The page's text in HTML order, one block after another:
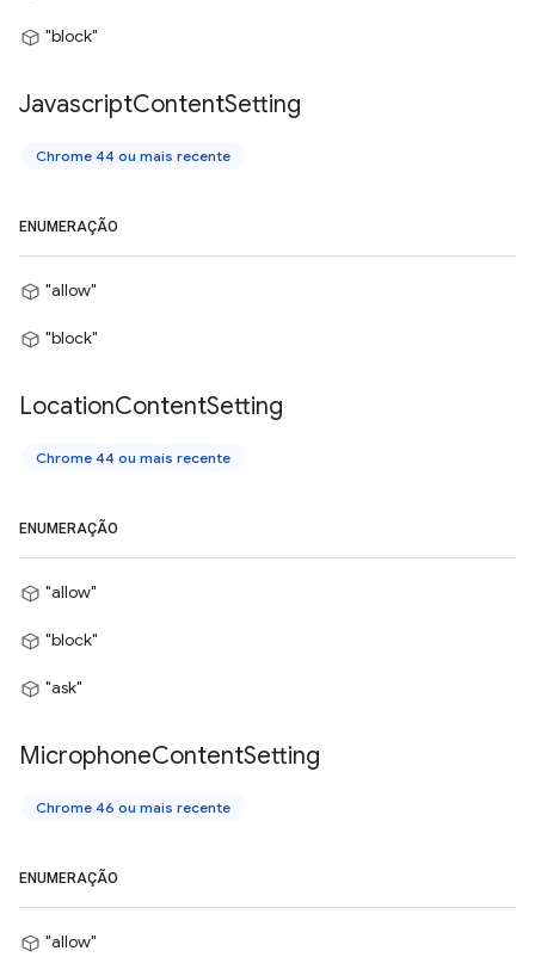
"block"
JavascriptContentSetting
Chrome 44 ou mais recente
ENUMERAÇÃO
"allow"
"block"
LocationContentSetting
Chrome 44 ou mais recente
ENUMERAÇÃO
"allow"
"block"
"ask"
MicrophoneContentSetting
Chrome 46 ou mais recente
ENUMERAÇÃO
"allow"